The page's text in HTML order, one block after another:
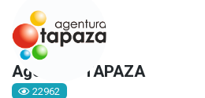
Agentura TAPAZA
22962